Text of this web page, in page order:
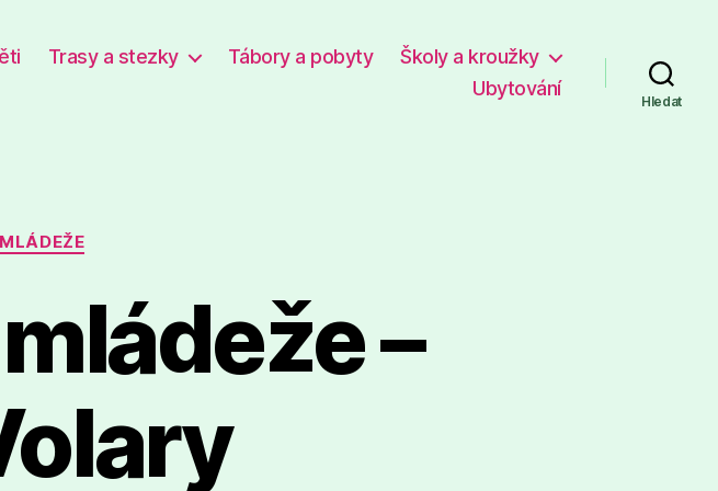
Trasy a stezky Tábory a pobyty
Školy a kroužky
Ubytování
Hledat
–